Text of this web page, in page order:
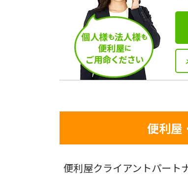
便利屋
便利屋クライアントパート